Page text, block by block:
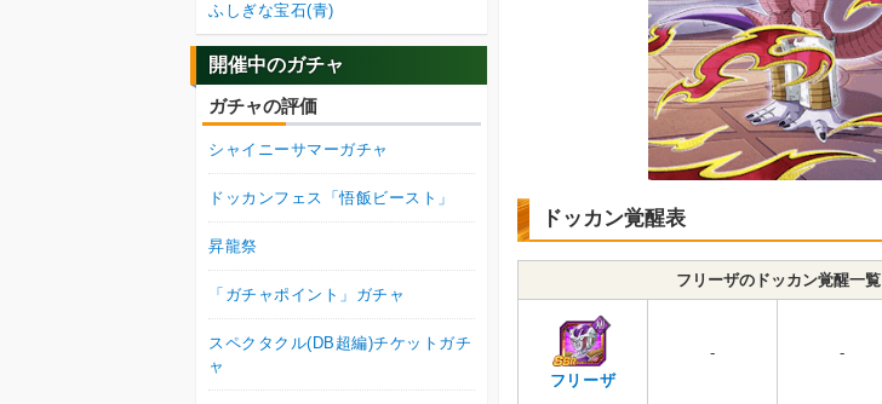
ドッカン覚醒表
フリーザのドッカン覚醒一覧
フリーザ
- -
ふしぎな宝石(青)
開催中のガチャ
ガチャの評価
シャイニーサマーガチャ
ドッカンフェス「悟飯ビースト」
昇龍祭
「ガチャポイント」ガチャ
スペクタクル(DB超編)チケットガチ
ャ